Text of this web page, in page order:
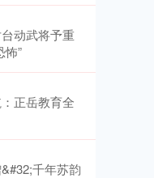
动武将予重
怖”
正岳教育全
千年苏韵